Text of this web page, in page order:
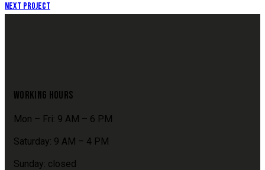
Next Project
WORKING HOURS
Mon – Fri: 9 AM – 6 PM
Saturday: 9 AM – 4 PM
Sunday: closed